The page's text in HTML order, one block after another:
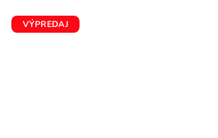
VÝPREDAJ